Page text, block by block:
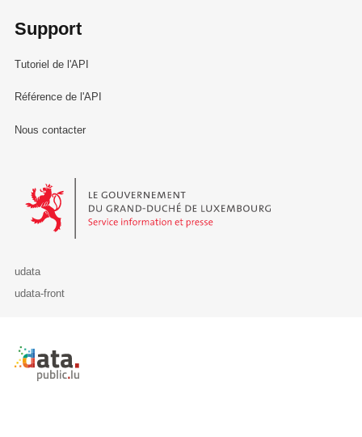
Support
Tutoriel de l'API
Référence de l'API
Nous contacter
Le Gouvernement du Grand-Duché de Luxembourg - Service
udata
udata-front
Retour à l'accueil de data.public.lu